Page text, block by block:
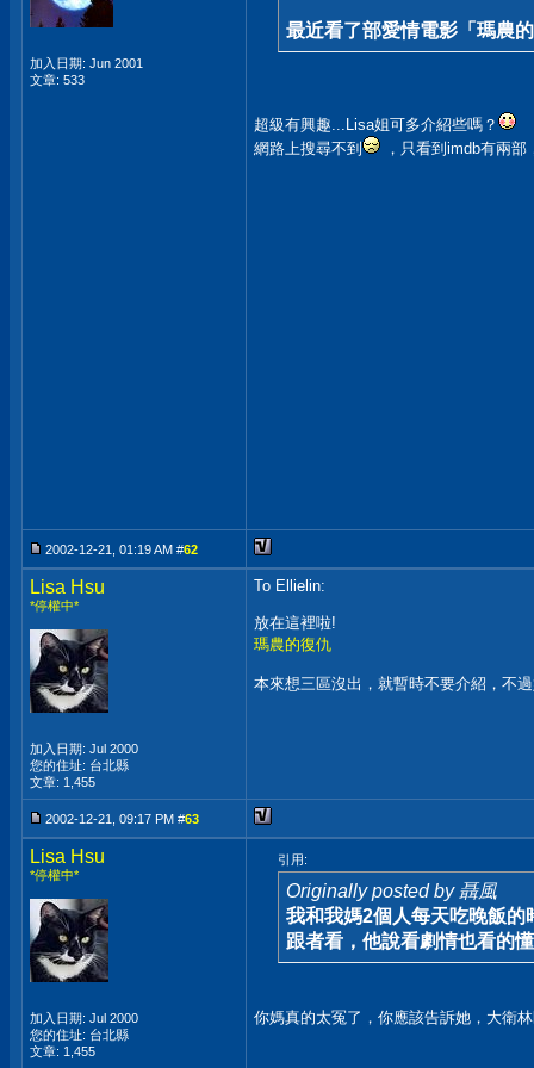
加入日期: Jun 2001
文章: 533
最近看了部愛情電影「瑪農
超級有興趣...Lisa姐可多介紹些嗎？
網路上搜尋不到
，只看到imdb有兩部
2002-12-21, 01:19 AM #62
Lisa Hsu
*停權中*
加入日期: Jul 2000
您的住址: 台北縣
文章: 1,455
To Ellielin:
放在這裡啦!
瑪農的復仇
本來想三區沒出，就暫時不要介紹，不
2002-12-21, 09:17 PM #63
Lisa Hsu
*停權中*
加入日期: Jul 2000
您的住址: 台北縣
文章: 1,455
引用:
Originally posted by 聶風
我和我媽2個人每天吃晚飯
跟者看，他說看劇情也看的
你媽真的太冤了，你應該告訴她，大衛